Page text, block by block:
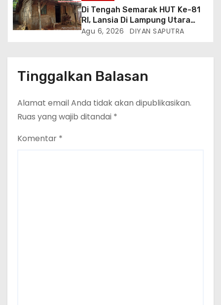
Di Tengah Semarak HUT Ke-81
RI, Lansia Di Lampung Utara
Hidup Memprihatinkan
Agu 6, 2026 DIYAN SAPUTRA
Tinggalkan Balasan
Alamat email Anda tidak akan dipublikasikan.
Ruas yang wajib ditandai *
Komentar *